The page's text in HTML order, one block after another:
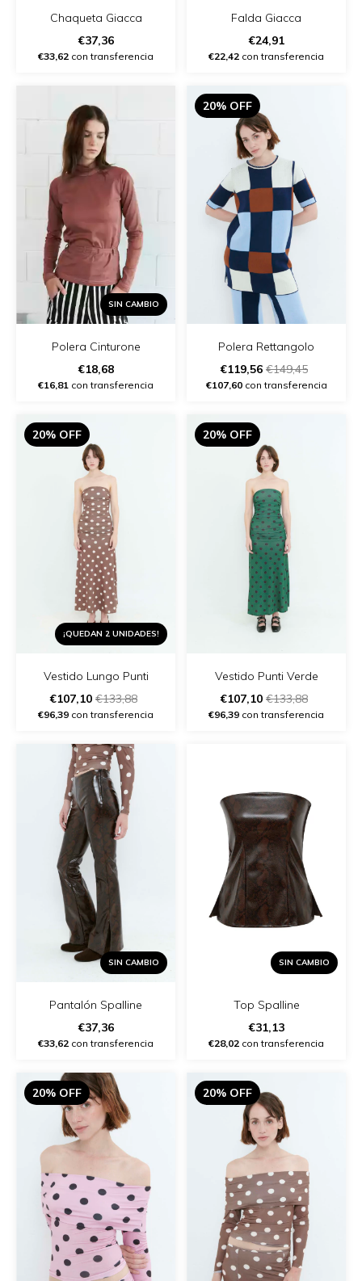
Chaqueta Giacca
€37,36
€33,62 con transferencia
Falda Giacca
€24,91
€22,42 con transferencia
SIN CAMBIO
Polera Cinturone
€18,68
€16,81 con transferencia
20% OFF
Polera Rettangolo
€119,56 €149,45
€107,60con transferencia
20% OFF
¡QUEDAN 2 UNIDADES!
Vestido Lungo Punti
€107,10 €133,88
€96,39 con transferencia
20% OFF
Vestido Punti Verde
€107,10 €133,88
€96,39 con transferencia
SIN CAMBIO
Pantalón Spalline
€37,36
€33,62 con transferencia
SIN CAMBIO
Top Spalline
€31,13
€28,02 con transferencia
20% OFF 20% OFF